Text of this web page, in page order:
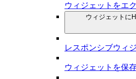
ウィジェットをエ
ウィジェットに
レスポンシブウィ
ウィジェットを保